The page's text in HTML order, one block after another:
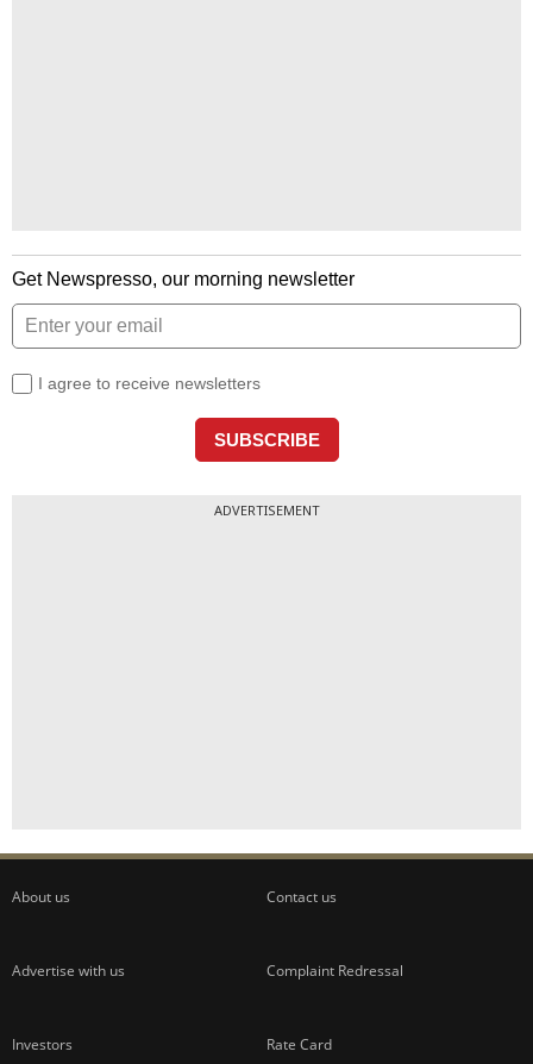
ADVERTISEMENT
About us Contact us
Advertise with us Complaint Redressal
Investors Rate Card